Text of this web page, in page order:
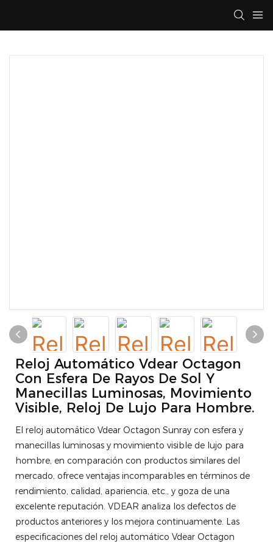
Reloj Automático Vdear Octagon
Con Esfera De Rayos De Sol Y
Manecillas Luminosas, Movimiento
Visible, Reloj De Lujo Para Hombre.
El reloj automático Vdear Octagon Sunray con esfera y
manecillas luminosas y movimiento visible de lujo para
hombre, en comparación con productos similares del
mercado, ofrece ventajas incomparables en términos de
rendimiento, calidad, apariencia, etc., y goza de una
excelente reputación. VDEAR analiza los defectos de
productos anteriores y los mejora continuamente. Las
especificaciones del reloj automático Vdear Octagon